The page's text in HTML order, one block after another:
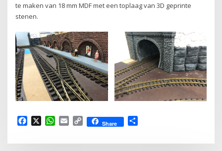
te maken van 18 mm MDF met een toplaag van 3D geprinte
stenen.
Facebook
X WhatsApp
EmailCopy
Link
Share